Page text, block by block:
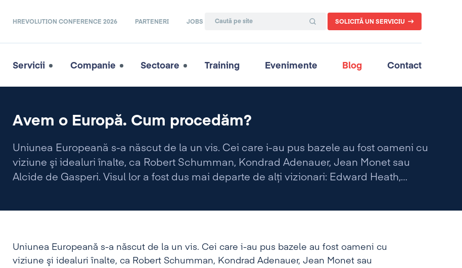
HREVOLUTION CONFERENCE 2026 PARTENERI JOBS SOLICITĂ UN SERVICIU
Servicii Companie Sectoare Training Evenimente Blog Contact
Avem o Europă. Cum procedăm?
Uniunea Europeană s-a născut de la un vis. Cei care i-au pus bazele au fost oameni cu
viziune şi idealuri înalte, ca Robert Schumman, Kondrad Adenauer, Jean Monet sau
Alcide de Gasperi. Visul lor a fost dus mai departe de alţi vizionari: Edward Heath,
Uniunea Europeană s-a născut de la un vis. Cei care i-au pus bazele au fost oameni cu
viziune şi idealuri înalte, ca Robert Schumman, Kondrad Adenauer, Jean Monet sau